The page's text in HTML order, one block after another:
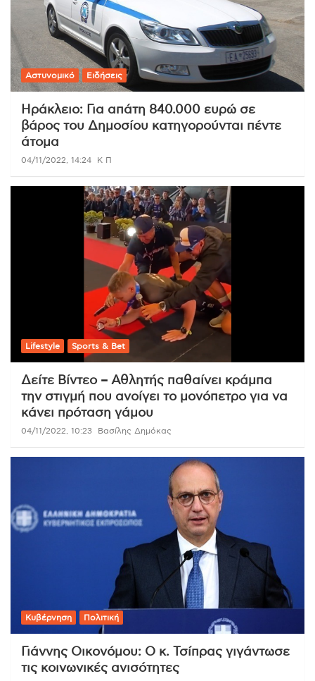
Αστυνομικό Ειδήσεις
Ηράκλειο: Για απάτη 840.000 ευρώ σε
βάρος του Δημοσίου κατηγορούνται πέντε
άτομα
04/11/2022, 14:24 Κ Π
Lifestyle Sports & Bet
Δείτε Βίντεο – Αθλητής παθαίνει κράμπα
την στιγμή που ανοίγει το μονόπετρο για να
κάνει πρόταση γάμου
04/11/2022, 10:23 Βασίλης Δημόκας
Κυβέρνηση Πολιτική
Γιάννης Οικονόμου: Ο κ. Τσίπρας γιγάντωσε
τις κοινωνικές ανισότητες